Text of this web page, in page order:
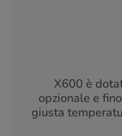
X600 è
opzionale e
giusta